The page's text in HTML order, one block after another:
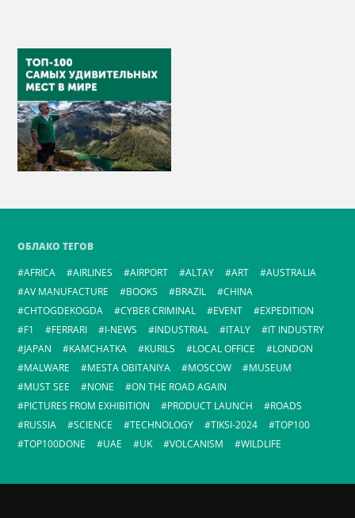
ОБЛАКО ТЕГОВ
AFRICA
AIRLINES AIRPORT ALTAY ART
AUSTRALIA
AV MANUFACTURE
BOOKS BRAZIL
CHINA
CHTOGDEKOGDA
CYBER CRIMINAL EVENT
EXPEDITION
F1
FERRARI I-NEWS INDUSTRIAL ITALY
IT INDUSTRY
JAPAN
KAMCHATKA KURILS LOCAL OFFICE
LONDON
MALWARE
MESTA OBITANIYA MOSCOW
MUSEUM
MUST SEE
NONE
ON THE ROAD AGAIN
PICTURES FROM EXHIBITION
PRODUCT LAUNCH
ROADS
RUSSIA
SCIENCE TECHNOLOGY TIKSI-2024
TOP100
TOP100DONE
UAE UK VOLCANISM WILDLIFE